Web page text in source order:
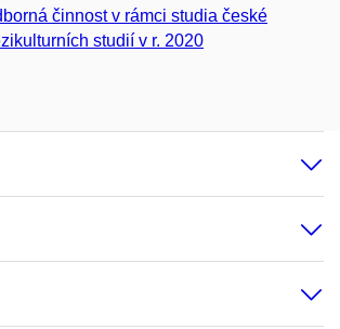
činnost v rámci studia české
studií v r. 2020